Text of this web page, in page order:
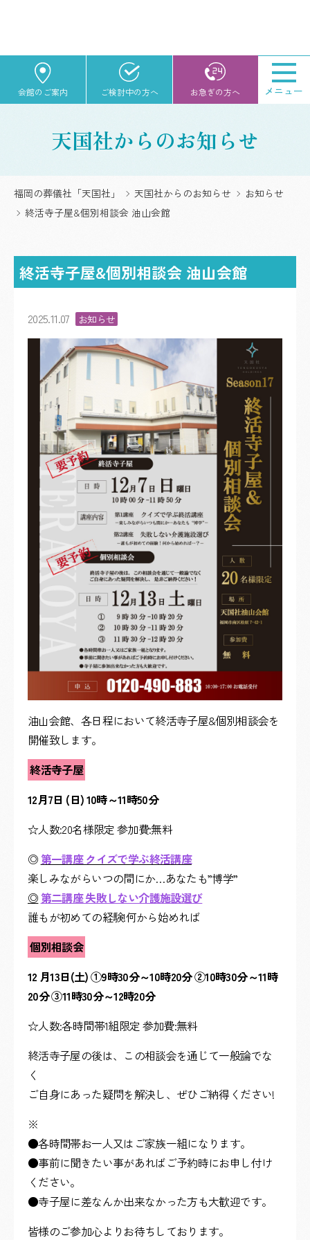
会館のご案内 ご検討中の方へ お急ぎの方へ メニュー
天国社からのお知らせ
福岡の葬儀社「天国社」 天国社からのお知らせ
お知らせ
終活寺子屋&個別相談会 油山会館
終活寺子屋&個別相談会 油山会館
2025.11.07 お知らせ
油山会館、各日程において終活寺子屋&個別相談会を
開催致します。
終活寺子屋
12月7日 (日) 10時～11時50分
☆人数:20名様限定 参加費:無料
◎第一講座 クイズで学ぶ終活講座
楽しみながらいつの間にか…あなたも”博学”
◎第二講座 失敗しない介護施設選び
誰もが初めての経験!何から始めれば
個別相談会
12 月13日(土) ①9時30分～10時20分 ②10時30分～11時
20分 ③11時30分～12時20分
☆人数:各時間帯1組限定 参加費:無料
終活寺子屋の後は、この相談会を通じて一般論でな
く
ご自身にあった疑問を解決し、ぜひご納得ください!
※
●各時間帯お一人又はご家族一組になります。
●事前に聞きたい事があればご予約時にお申し付け
ください。
●寺子屋に差なんか出来なかった方も大歓迎です。
皆様のご参加心よりお待ちしております。